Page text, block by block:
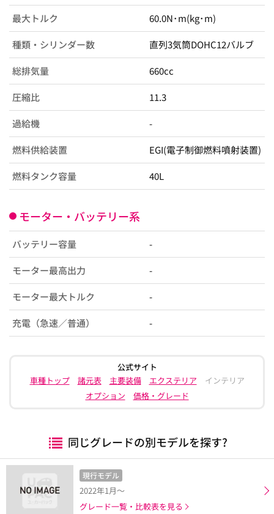
最大トルク 60.0N･m(kg･m)
種類・シリンダー数 直列3気筒DOHC12バルブ
総排気量 660cc
圧縮比 11.3
過給機 -
燃料供給装置 EGI(電子制御燃料噴射装置)
燃料タンク容量 40L
モーター・バッテリー系
バッテリー容量 -
モーター最高出力 -
モーター最大トルク -
充電（急速／普通） -
公式サイト
車種トップ
諸元表 主要装備 エクステリア
インテリア
オプション
価格・グレード
同じグレードの別モデルを探す?
現行モデル
2022年1月～
グレード一覧・比較表を見る